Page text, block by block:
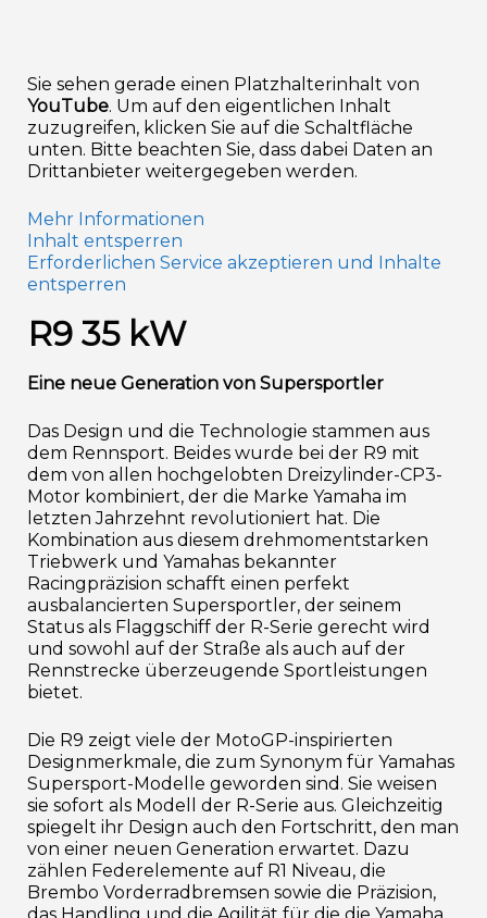
Sie sehen gerade einen Platzhalterinhalt von
YouTube. Um auf den eigentlichen Inhalt
zuzugreifen, klicken Sie auf die Schaltfläche
unten. Bitte beachten Sie, dass dabei Daten an
Drittanbieter weitergegeben werden.
Mehr Informationen
Inhalt entsperren
Erforderlichen Service akzeptieren und Inhalte
entsperren
R9 35 kW
Eine neue Generation von Supersportler
Das Design und die Technologie stammen aus
dem Rennsport. Beides wurde bei der R9 mit
dem von allen hochgelobten Dreizylinder-CP3-
Motor kombiniert, der die Marke Yamaha im
letzten Jahrzehnt revolutioniert hat. Die
Kombination aus diesem drehmomentstarken
Triebwerk und Yamahas bekannter
Racingpräzision schafft einen perfekt
ausbalancierten Supersportler, der seinem
Status als Flaggschiff der R-Serie gerecht wird
und sowohl auf der Straße als auch auf der
Rennstrecke überzeugende Sportleistungen
bietet.
Die R9 zeigt viele der MotoGP-inspirierten
Designmerkmale, die zum Synonym für Yamahas
Supersport-Modelle geworden sind. Sie weisen
sie sofort als Modell der R-Serie aus. Gleichzeitig
spiegelt ihr Design auch den Fortschritt, den man
von einer neuen Generation erwartet. Dazu
zählen Federelemente auf R1 Niveau, die
Brembo Vorderradbremsen sowie die Präzision,